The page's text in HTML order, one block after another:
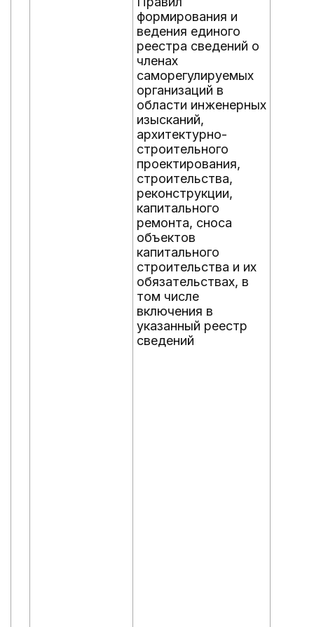
формирования и
ведения единого
реестра сведений о
членах
саморегулируемых
организаций в
области инженерных
изысканий,
архитектурно-
строительного
проектирования,
строительства,
реконструкции,
капитального
ремонта, сноса
объектов
капитального
строительства и их
обязательствах, в
том числе
включения в
указанный реестр
сведений